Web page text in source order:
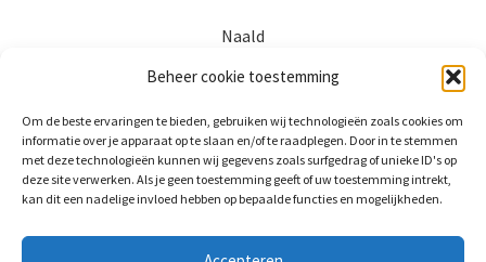
Beheer cookie toestemming
Om de beste ervaringen te bieden, gebruiken wij technologieën zoals cookies om
informatie over je apparaat op te slaan en/of te raadplegen. Door in te stemmen
met deze technologieën kunnen wij gegevens zoals surfgedrag of unieke ID's op
deze site verwerken. Als je geen toestemming geeft of uw toestemming intrekt,
kan dit een nadelige invloed hebben op bepaalde functies en mogelijkheden.
Naald
€1,50 incl. btw
Toevoegen aan winkelwagen